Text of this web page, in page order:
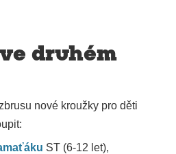
druhém
nové kroužky pro děti
ST (6-12 let),